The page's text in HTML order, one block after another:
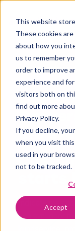
This website
These cookies
about how you
us to remember
order to improve
experience and
visitors both on
find out more
Privacy Policy.
If you decline,
when you visit
used in your
not to be tracked.
Accept
AI-DRIVNA
are
starts
Indicate me
och synliggör